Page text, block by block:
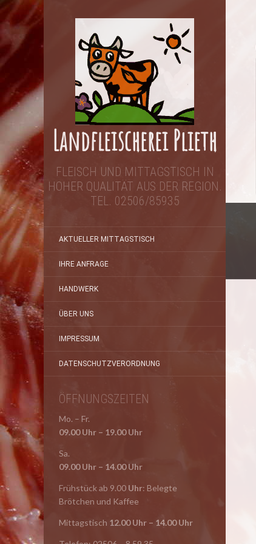
Landfleischerei Plieth
FLEISCH UND MITTAGSTISCH IN
HOHER QUALITÄT AUS DER REGION.
TEL. 02506/85935
AKTUELLER MITTAGSTISCH
IHRE ANFRAGE
HANDWERK
ÜBER UNS
IMPRESSUM
DATENSCHUTZVERORDNUNG
ÖFFNUNGSZEITEN
Mo. – Fr.
09.00 Uhr – 19.00 Uhr
Sa.
09.00 Uhr – 14.00 Uhr
Frühstück ab 9.00 Uhr: Belegte
Brötchen und Kaffee
Mittagstisch 12.00 Uhr – 14.00 Uhr